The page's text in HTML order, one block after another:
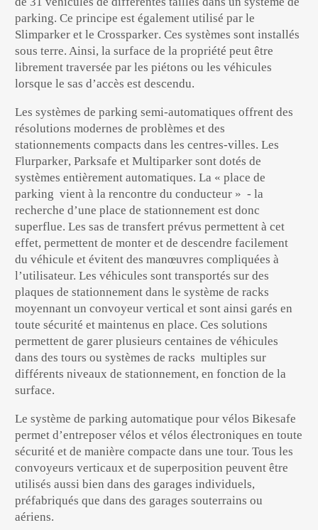
parking. Ce principe est également utilisé par le
Slimparker et leCrossparker. Ces systèmes sont installés
sous terre. Ainsi, la surface de la propriété peut être
librement traversée par les piétons ou les véhicules
lorsque le sas d’accès est descendu.
Les systèmes de parking semi-automatiques offrent des
résolutions modernes de problèmes et des
stationnements compacts dans les centres-villes. Les
Flurparker,Parksafe etMultiparker sont dotés de
systèmes entièrement automatiques. La « place de
parking vient à la rencontre du conducteur » - la
recherche d’une place de stationnement est donc
superflue. Les sas de transfert prévus permettent à cet
effet, permettent de monter et de descendre facilement
du véhicule et évitent des manœuvres compliquées à
l’utilisateur. Les véhicules sont transportés sur des
plaques de stationnement dans le système de racks
moyennant un convoyeur vertical et sont ainsi garés en
toute sécurité et maintenus en place. Ces solutions
permettent de garer plusieurs centaines de véhicules
dans des tours ou systèmes de racks multiples sur
différents niveaux de stationnement, en fonction de la
surface.
Le système deparking automatique pour vélosBikesafe
permet d’entreposer vélos et vélos électroniques en toute
sécurité et de manière compacte dans une tour. Tous les
convoyeurs verticaux et de superposition peuvent être
utilisés aussi bien dans des garages individuels,
préfabriqués que dans des garages souterrains ou
aériens.